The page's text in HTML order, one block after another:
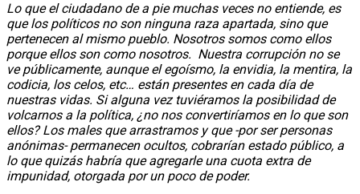
Lo que el ciudadano de a pie muchas veces no entiende, es
que los políticos no son ninguna raza apartada, sino que
pertenecen al mismo pueblo. Nosotros somos como ellos
porque ellos son como nosotros. Nuestra corrupción no se
ve públicamente, aunque el egoísmo, la envidia, la mentira, la
codicia, los celos, etc… están presentes en cada día de
nuestras vidas. Si alguna vez tuviéramos la posibilidad de
volcarnos a la política, ¿no nos convertiríamos en lo que son
ellos? Los males que arrastramos y que -por ser personas
anónimas- permanecen ocultos, cobrarían estado público, a
lo que quizás habría que agregarle una cuota extra de
impunidad, otorgada por un poco de poder.